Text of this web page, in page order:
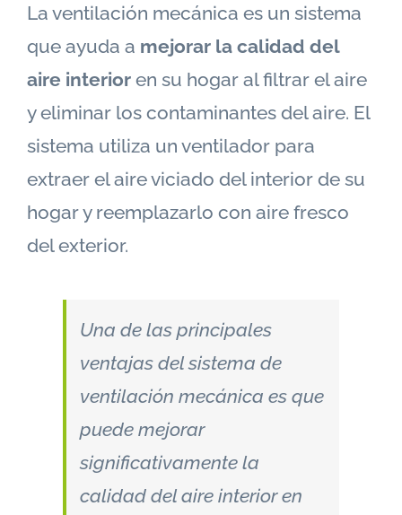
La ventilación mecánica es un sistema
que ayuda a mejorar la calidad del
aire interior en su hogar al filtrar el aire
y eliminar los contaminantes del aire. El
sistema utiliza un ventilador para
extraer el aire viciado del interior de su
hogar y reemplazarlo con aire fresco
del exterior.
Una de las principales
ventajas del sistema de
ventilación mecánica es que
puede mejorar
significativamente la
calidad del aire interior en